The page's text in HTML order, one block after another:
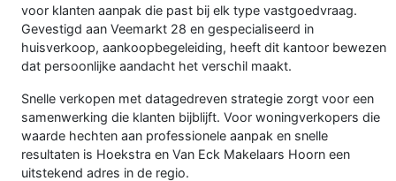
voor klanten aanpak die past bij elk type vastgoedvraag.
Gevestigd aan Veemarkt 28 en gespecialiseerd in
huisverkoop, aankoopbegeleiding, heeft dit kantoor bewezen
dat persoonlijke aandacht het verschil maakt.
Snelle verkopen met datagedreven strategie zorgt voor een
samenwerking die klanten bijblijft. Voor woningverkopers die
waarde hechten aan professionele aanpak en snelle
resultaten is Hoekstra en Van Eck Makelaars Hoorn een
uitstekend adres in de regio.